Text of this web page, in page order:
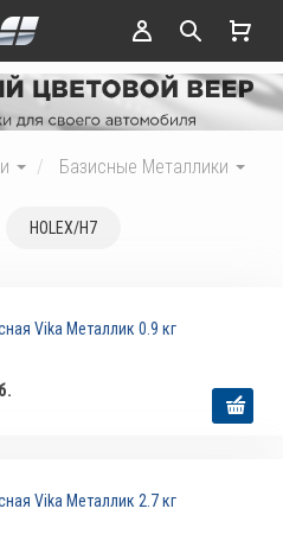
Базисные Металлики
HOLEX/H7
Vika Металлик 0.9 кг
Vika Металлик 2.7 кг